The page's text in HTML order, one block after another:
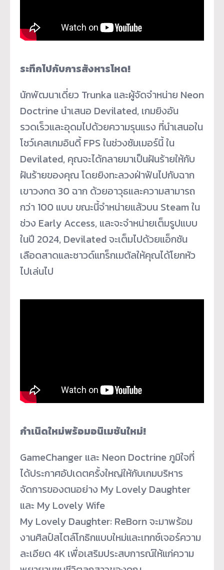
ระทึกไปกับการสังหารโหด!
นักพัฒนาเดี่ยว Trunka และผู้จัดจำหน่าย Neon
Doctrine นำเสนอ Devilated, เกมยิงอัน
รวดเร็วและอุดมไปด้วยความรุนแรง ที่นำเสนอใน
โชว์เคสเกมอินดี้ FPS ในช่วงซัมเมอร์นี้ ใน
Devilated, คุณจะได้กลายมาเป็นฝันร้ายให้กับ
ฝันร้ายของคุณ โดยยิงทะลวงฝ่าฟันไปกับฉาก
เขาวงกต 30 ฉาก ด้วยอาวุธและความสามารถ
กว่า 100 แบบ ขณะนี้จำหน่ายแล้วบน Steam ใน
ช่วง Early Access, และจะจำหน่ายเต็มรูปแบบ
ในปี 2024, Devilated จะเต็มไปด้วยแอ็กชัน
เลือดสาดและซาวด์แทร็กเมตัลให้คุณได้โยกหัว
ไปเล่นไป
กำเนิดใหม่พร้อมอนิเมชันใหม่!
GameChanger และ Neon Doctrine ภูมิใจที่
ได้ประกาศอัปเดตครั้งใหญ่ให้กับเกมบริหาร
จัดการของตนอย่าง My Lovely Daughter
และ My Lovely Wife
My Lovely Daughter: ReBorn จะมาพร้อม
งานศิลป์สไตล์โกธิกแบบใหม่และเทกซ์เจอร์ความ
ละเอียด 4K เพื่อเสริมประสบการณ์ให้แก่ความ